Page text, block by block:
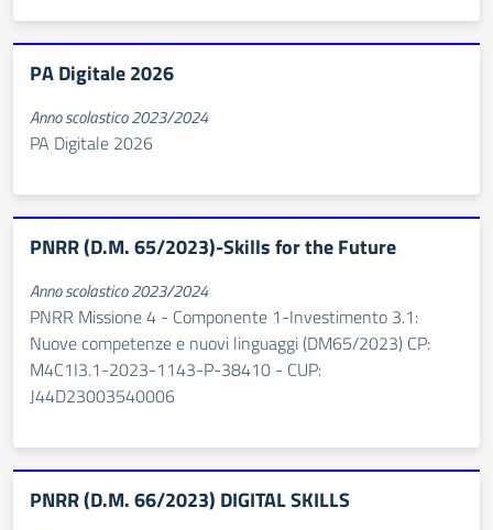
PA Digitale 2026
Anno scolastico 2023/2024
PA Digitale 2026
PNRR (D.M. 65/2023)-Skills for the Future
Anno scolastico 2023/2024
PNRR Missione 4 - Componente 1-Investimento 3.1:
Nuove competenze e nuovi linguaggi (DM65/2023) CP:
M4C1I3.1-2023-1143-P-38410 - CUP:
J44D23003540006
PNRR (D.M. 66/2023) DIGITAL SKILLS